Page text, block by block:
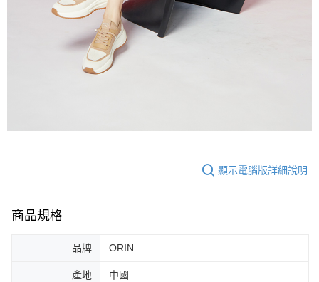
顯示電腦版詳細說明
商品規格
品牌 ORIN
產地 中國